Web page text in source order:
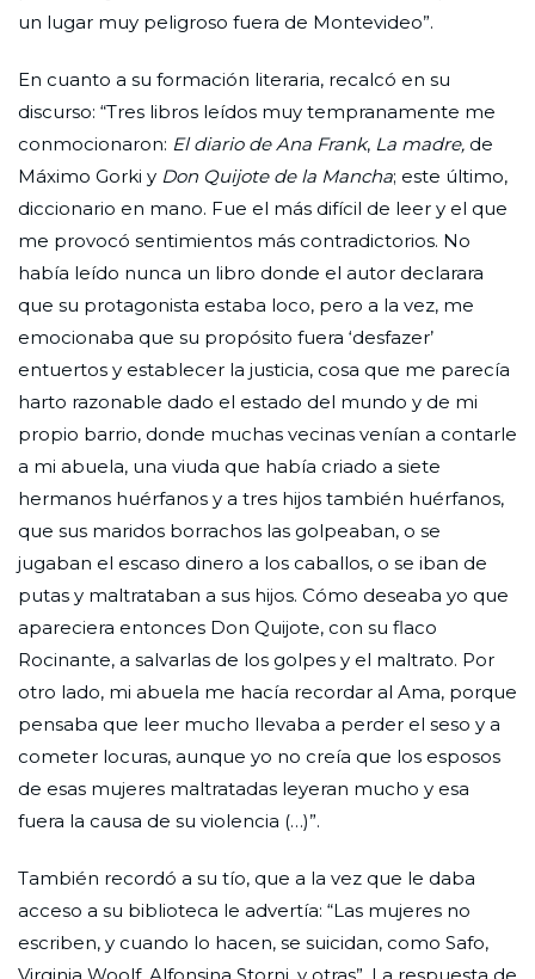
un lugar muy peligroso fuera de Montevideo”.
En cuanto a su formación literaria, recalcó en su
discurso: “Tres libros leídos muy tempranamente me
conmocionaron: El diario de Ana Frank, La madre, de
Máximo Gorki y Don Quijote de la Mancha; este último,
diccionario en mano. Fue el más difícil de leer y el que
me provocó sentimientos más contradictorios. No
había leído nunca un libro donde el autor declarara
que su protagonista estaba loco, pero a la vez, me
emocionaba que su propósito fuera ‘desfazer’
entuertos y establecer la justicia, cosa que me parecía
harto razonable dado el estado del mundo y de mi
propio barrio, donde muchas vecinas venían a contarle
a mi abuela, una viuda que había criado a siete
hermanos huérfanos y a tres hijos también huérfanos,
que sus maridos borrachos las golpeaban, o se
jugaban el escaso dinero a los caballos, o se iban de
putas y maltrataban a sus hijos. Cómo deseaba yo que
apareciera entonces Don Quijote, con su flaco
Rocinante, a salvarlas de los golpes y el maltrato. Por
otro lado, mi abuela me hacía recordar al Ama, porque
pensaba que leer mucho llevaba a perder el seso y a
cometer locuras, aunque yo no creía que los esposos
de esas mujeres maltratadas leyeran mucho y esa
fuera la causa de su violencia (…)”.
También recordó a su tío, que a la vez que le daba
acceso a su biblioteca le advertía: “Las mujeres no
escriben, y cuando lo hacen, se suicidan, como Safo,
Virginia Woolf, Alfonsina Storni, y otras”. La respuesta de